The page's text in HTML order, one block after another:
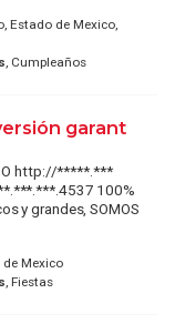
Estado de Mexico,
, Cumpleaños
garant
http://*****.***
100%
y grandes, SOMOS
Mexico
, Fiestas